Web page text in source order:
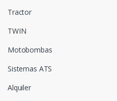
Tractor
TWIN
Motobombas
Sistemas ATS
Alquiler